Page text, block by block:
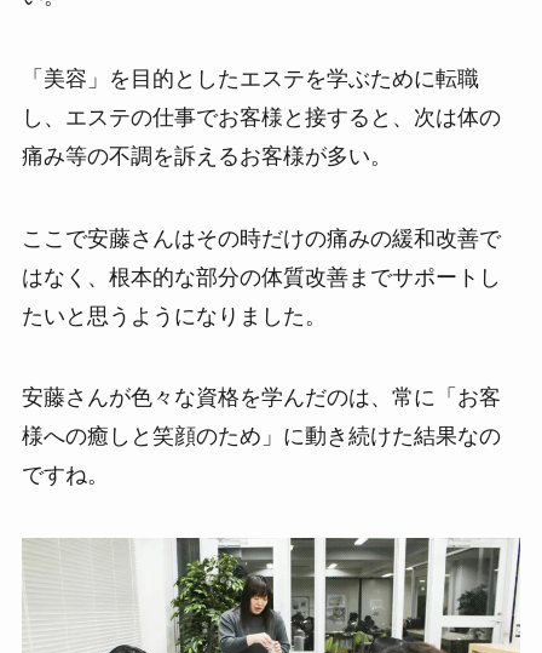
「美容」を目的としたエステを学ぶために転職
し、エステの仕事でお客様と接すると、次は体の
痛み等の不調を訴えるお客様が多い。
ここで安藤さんはその時だけの痛みの緩和改善で
はなく、根本的な部分の体質改善までサポートし
たいと思うようになりました。
安藤さんが色々な資格を学んだのは、常に「お客
様への癒しと笑顔のため」に動き続けた結果なの
ですね。